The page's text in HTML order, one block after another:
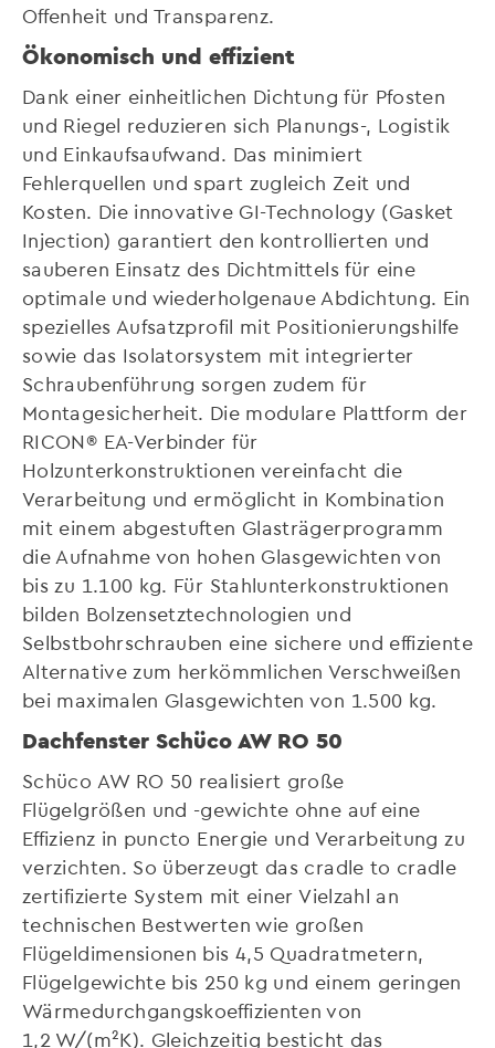
Offenheit und Transparenz.
Ökonomisch und effizient
Dank einer einheitlichen Dichtung für Pfosten
und Riegel reduzieren sich Planungs-, Logistik
und Einkaufsaufwand. Das minimiert
Fehlerquellen und spart zugleich Zeit und
Kosten. Die innovative GI-Technology (Gasket
Injection) garantiert den kontrollierten und
sauberen Einsatz des Dichtmittels für eine
optimale und wiederholgenaue Abdichtung. Ein
spezielles Aufsatzprofil mit Positionierungshilfe
sowie das Isolatorsystem mit integrierter
Schraubenführung sorgen zudem für
Montagesicherheit. Die modulare Plattform der
RICON® EA-Verbinder für
Holzunterkonstruktionen vereinfacht die
Verarbeitung und ermöglicht in Kombination
mit einem abgestuften Glasträgerprogramm
die Aufnahme von hohen Glasgewichten von
bis zu 1.100 kg. Für Stahlunterkonstruktionen
bilden Bolzensetztechnologien und
Selbstbohrschrauben eine sichere und effiziente
Alternative zum herkömmlichen Verschweißen
bei maximalen Glasgewichten von 1.500 kg.
Dachfenster Schüco AW RO 50
Schüco AW RO 50 realisiert große
Flügelgrößen und -gewichte ohne auf eine
Effizienz in puncto Energie und Verarbeitung zu
verzichten. So überzeugt das cradle to cradle
zertifizierte System mit einer Vielzahl an
technischen Bestwerten wie großen
Flügeldimensionen bis 4,5 Quadratmetern,
Flügelgewichte bis 250 kg und einem geringen
Wärmedurchgangskoeffizienten von
1,2 W/(m²K). Gleichzeitig besticht das